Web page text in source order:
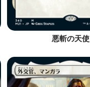
悪斬の天使